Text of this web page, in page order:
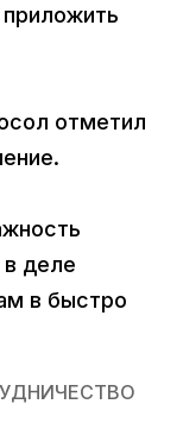
отметил
в деле
в быстро